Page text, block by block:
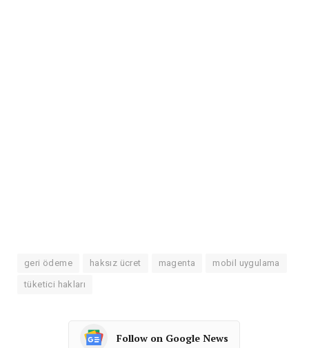
geri ödeme haksız ücret magenta mobil uygulama
tüketici hakları
Follow on Google News